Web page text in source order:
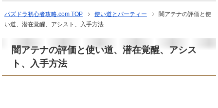
パズドラ初心者攻略.com TOP 使い道とパーティー
闇アテナの評価と使
い道、潜在覚醒、アシスト、入手方法
闇アテナの評価と使い道、潜在覚醒、アシス
ト、入手方法